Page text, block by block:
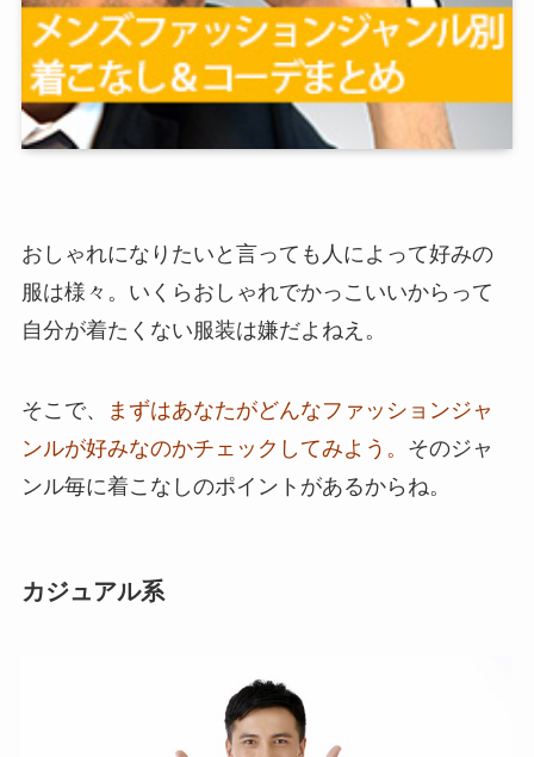
おしゃれになりたいと言っても人によって好みの
服は様々。いくらおしゃれでかっこいいからって
自分が着たくない服装は嫌だよねえ。
そこで、
まずはあなたがどんなファッションジャ
ンルが好みなのかチェックしてみよう。 そのジャ
ンル毎に着こなしのポイントがあるからね。
カジュアル系